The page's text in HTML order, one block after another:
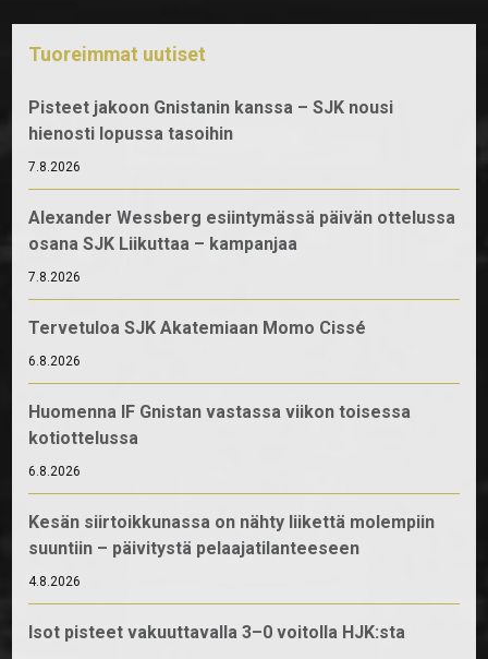
Tuoreimmat uutiset
Pisteet jakoon Gnistanin kanssa – SJK nousi
hienosti lopussa tasoihin
7.8.2026
Alexander Wessberg esiintymässä päivän ottelussa
osana SJK Liikuttaa – kampanjaa
7.8.2026
Tervetuloa SJK Akatemiaan Momo Cissé
6.8.2026
Huomenna IF Gnistan vastassa viikon toisessa
kotiottelussa
6.8.2026
Kesän siirtoikkunassa on nähty liikettä molempiin
suuntiin – päivitystä pelaajatilanteeseen
4.8.2026
Isot pisteet vakuuttavalla 3–0 voitolla HJK:sta